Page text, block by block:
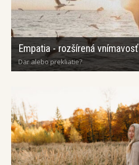
Empatia - rozšírená vnímavosť
Dar alebo prekliatie?